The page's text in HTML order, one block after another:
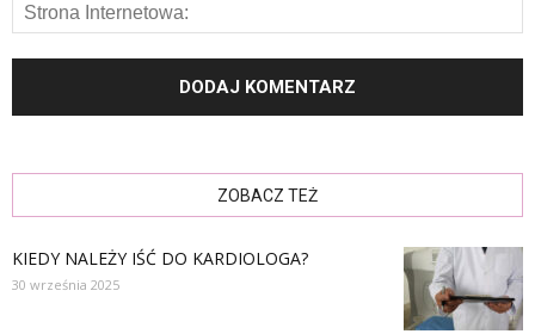
ZOBACZ TEŻ
KIEDY NALEŻY IŚĆ DO KARDIOLOGA?
30 września 2025